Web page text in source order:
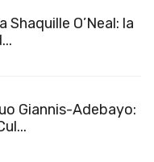
O’Neal: la
Giannis-Adebayo: